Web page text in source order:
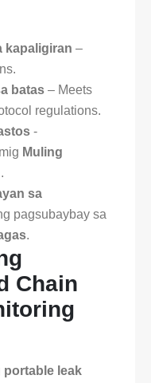
kapaligiran –
batas – Meets
regulations.
-
Muling
sa
pagsubaybay sa
.
Chain
portable leak